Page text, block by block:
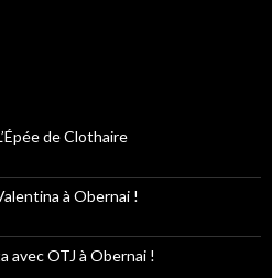
de Clothaire
à Obernai !
avec OTJ à Obernai !